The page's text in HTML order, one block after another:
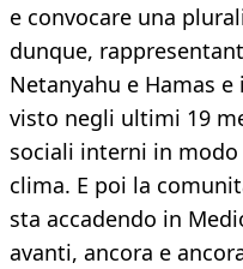
e convocare una
dunque,
Netanyahu e Hamas
visto negli ultimi 19
sociali interni in
clima. E poi la
sta accadendo in
avanti, ancora e